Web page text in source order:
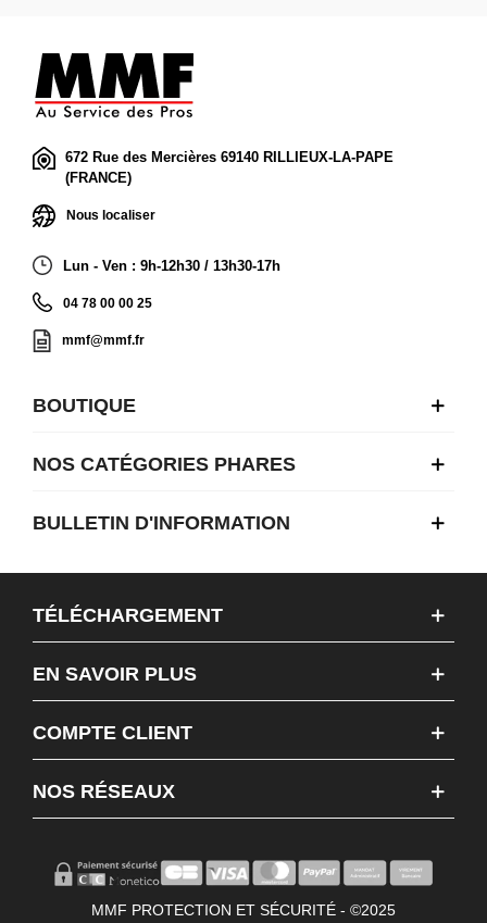
672 Rue des Mercières 69140 RILLIEUX-LA-PAPE
(FRANCE)
Nous localiser
Lun - Ven : 9h-12h30 / 13h30-17h
04 78 00 00 25
mmf@mmf.fr
BOUTIQUE
NOS CATÉGORIES PHARES
BULLETIN D'INFORMATION
TÉLÉCHARGEMENT
EN SAVOIR PLUS
COMPTE CLIENT
NOS RÉSEAUX
MMF PROTECTION ET SÉCURITÉ - ©2025